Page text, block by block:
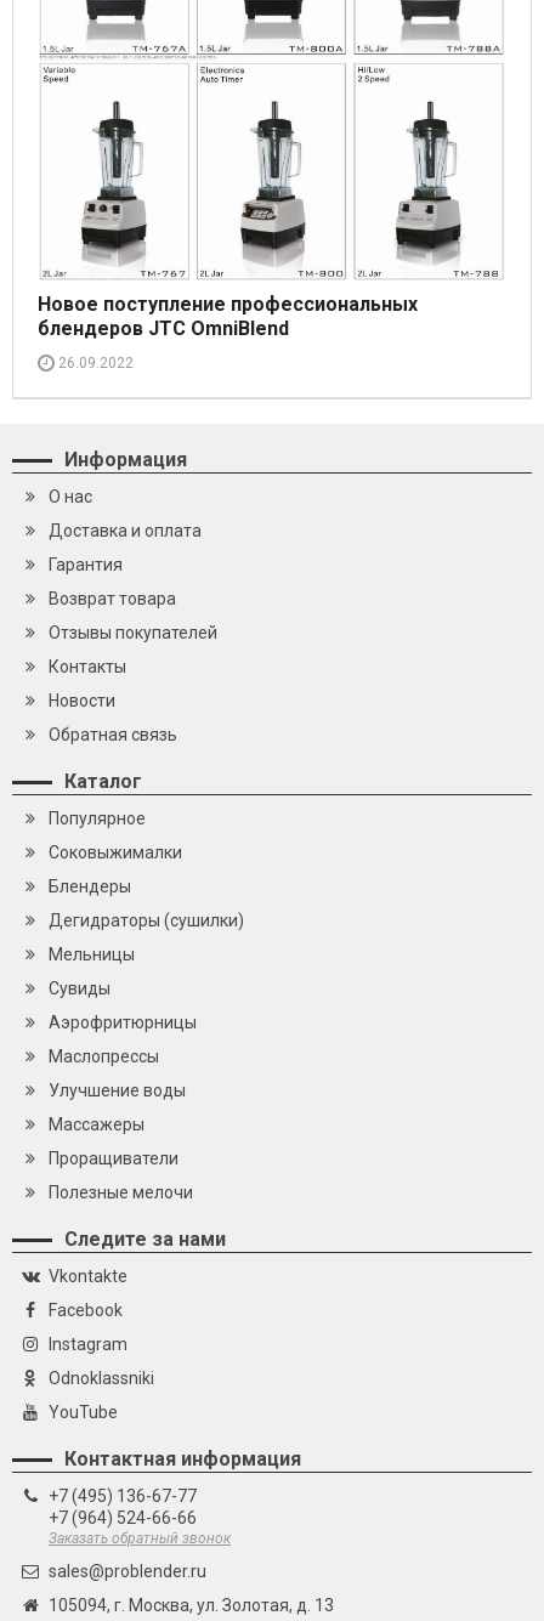
Новое поступление профессиональных
блендеров JTC OmniBlend
26.09.2022
Информация
О нас
Доставка и оплата
Гарантия
Возврат товара
Отзывы покупателей
Контакты
Новости
Обратная связь
Каталог
Популярное
Cоковыжималки
Блендеры
Дегидраторы (сушилки)
Мельницы
Сувиды
Аэрофритюрницы
Маслопрессы
Улучшение воды
Массажеры
Проращиватели
Полезные мелочи
Следите за нами
Vkontakte
Facebook
Instagram
Odnoklassniki
YouTube
Контактная информация
+7 (495) 136-67-77
+7 (964) 524-66-66
Заказать обратный звонок
sales@problender.ru
105094, г. Москва, ул. Золотая, д. 13